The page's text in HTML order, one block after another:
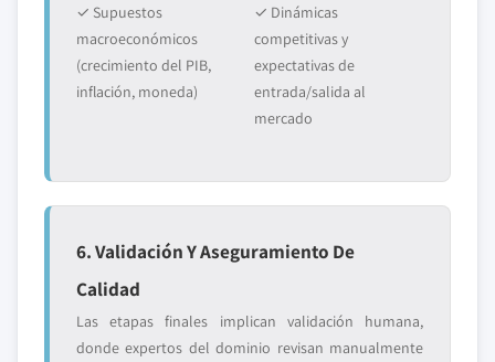
✓ Supuestos
macroeconómicos
(crecimiento del PIB,
inflación, moneda)
✓ Dinámicas
competitivas y
expectativas de
entrada/salida al
mercado
6. Validación Y Aseguramiento De
Calidad
Las etapas finales implican validación humana,
donde expertos del dominio revisan manualmente